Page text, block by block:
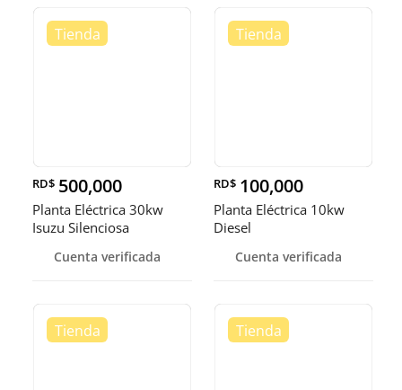
RD$ 500,000
Planta Eléctrica 30kw
Isuzu Silenciosa
Cuenta verificada
RD$ 100,000
Planta Eléctrica 10kw
Diesel
Cuenta verificada